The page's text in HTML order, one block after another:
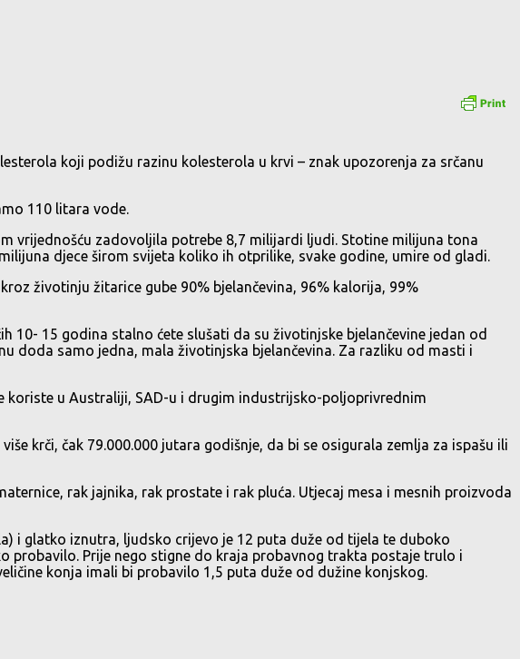
koji podižu razinu kolesterola u krvi – znak upozorenja za srčanu
110 litara vode.
vrijednošću zadovoljila potrebe 8,7 milijardi ljudi. Stotine milijuna tona
djece širom svijeta koliko ih otprilike, svake godine, umire od gladi.
životinju žitarice gube 90% bjelančevina, 96% kalorija, 99%
10- 15 godina stalno ćete slušati da su životinjske bjelančevine jedan od
doda samo jedna, mala životinjska bjelančevina. Za razliku od masti i
koriste u Australiji, SAD-u i drugim industrijsko-poljoprivrednim
krči, čak 79.000.000 jutara godišnje, da bi se osigurala zemlja za ispašu ili
rak jajnika, rak prostate i rak pluća. Utjecaj mesa i mesnih proizvoda
i glatko iznutra, ljudsko crijevo je 12 puta duže od tijela te duboko
probavilo. Prije nego stigne do kraja probavnog trakta postaje trulo i
konja imali bi probavilo 1,5 puta duže od dužine konjskog.